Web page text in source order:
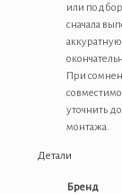
или
сначала
При
уточнить
монтажа.
Детали
Бренд